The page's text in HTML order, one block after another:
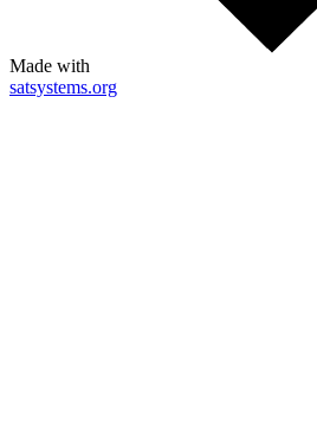
Made with
satsystems.org